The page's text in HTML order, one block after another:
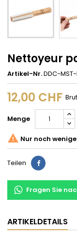
Nettoyeur
Artikel-Nr.DDC-
12,00 CHF
Menge
 Nur noch
Teilen Teilen
Fragen Sie
ARTIKELDETAILS